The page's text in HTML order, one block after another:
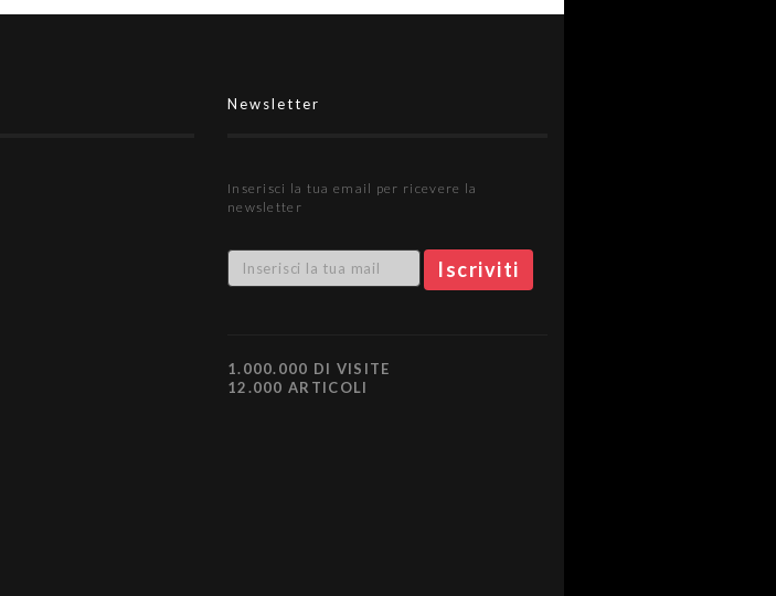
Newsletter
Inserisci la tua email per ricevere la
newsletter
1.000.000 DI VISITE
12.000 ARTICOLI